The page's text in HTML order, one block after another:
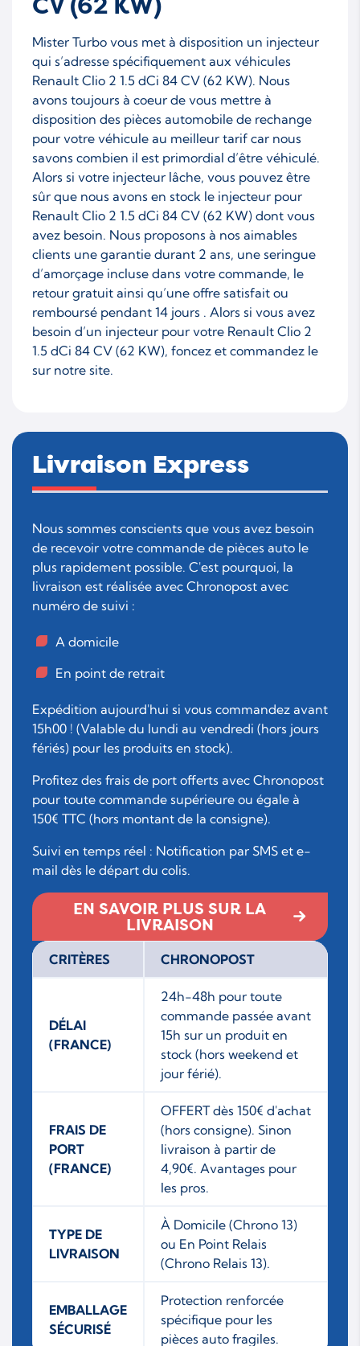
Mister Turbo vous met à disposition un injecteur
qui s’adresse spécifiquement aux véhicules
Renault Clio 2 1.5 dCi 84 CV (62 KW). Nous
avons toujours à coeur de vous mettre à
disposition des pièces automobile de rechange
pour votre véhicule au meilleur tarif car nous
savons combien il est primordial d’être véhiculé.
Alors si votre injecteur lâche, vous pouvez être
sûr que nous avons en stock le injecteur pour
Renault Clio 2 1.5 dCi 84 CV (62 KW) dont vous
avez besoin. Nous proposons à nos aimables
clients une garantie durant 2 ans, une seringue
d’amorçage incluse dans votre commande, le
retour gratuit ainsi qu’une offre satisfait ou
remboursé pendant 14 jours . Alors si vous avez
besoin d’un injecteur pour votre Renault Clio 2
1.5 dCi 84 CV (62 KW), foncez et commandez le
sur notre site.
Livraison Express
Nous sommes conscients que vous avez besoin
de recevoir votre commande de pièces auto le
plus rapidement possible. C'est pourquoi, la
livraison est réalisée avec Chronopost avec
numéro de suivi :
A domicile
En point de retrait
Expédition aujourd'hui si vous commandez avant
15h00 ! (Valable du lundi au vendredi (hors jours
fériés) pour les produits en stock).
Profitez des frais de port offerts avec Chronopost
pour toute commande supérieure ou égale à
150€ TTC (hors montant de la consigne).
Suivi en temps réel : Notification par SMS et e-
mail dès le départ du colis.
EN SAVOIR PLUS SUR LA
LIVRAISON
CRITÈRES CHRONOPOST
DÉLAI
(FRANCE)
24h-48h pour toute
commande passée avant
15h sur un produit en
stock (hors weekend et
jour férié).
FRAIS DE
PORT
(FRANCE)
OFFERT dès 150€ d'achat
(hors consigne). Sinon
livraison à partir de
4,90€. Avantages pour
les pros.
TYPE DE
LIVRAISON
À Domicile (Chrono 13)
ou En Point Relais
(Chrono Relais 13).
EMBALLAGE
SÉCURISÉ
Protection renforcée
spécifique pour les
pièces auto fragiles.